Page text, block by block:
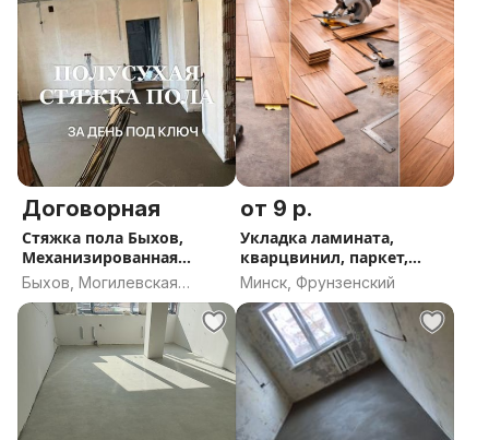
Договорная
Стяжка пола Быхов,
Механизированная
полусухая
Быхов, Могилевская
область
от 9 р.
Укладка ламината,
кварцвинил, паркет,
плинтуса
Минск, Фрунзенский